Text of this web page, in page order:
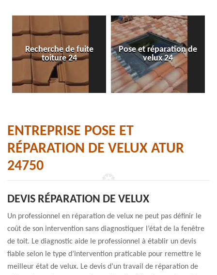
Recherche de fuite
toiture 24
Pose et réparation de
velux 24
ENTREPRISE POSE ET
RÉPARATION DE VELUX ATUR
24750
DEVIS RÉPARATION DE VELUX
Un professionnel en réparation de velux ne peut pas définir le
coût de son intervention sans diagnostiquer l’état de la fenêtre
de toit. Le diagnostic aide le professionnel à établir un devis
fiable selon le type d’intervention praticable pour remettre le
meilleur état de velux. Le devis d’un travail de réparation de